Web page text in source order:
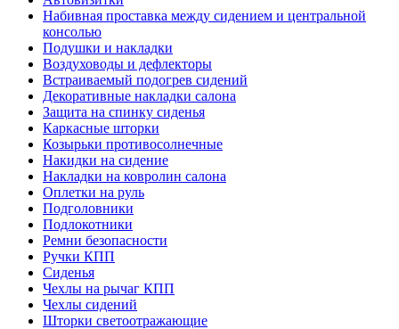
Набивная проставка между сидением и центральной
консолью
Подушки и накладки
Воздуховоды и дефлекторы
Встраиваемый подогрев сидений
Декоративные накладки салона
Защита на спинку сиденья
Каркасные шторки
Козырьки противосолнечные
Накидки на сидение
Накладки на ковролин салона
Оплетки на руль
Подголовники
Подлокотники
Ремни безопасности
Ручки КПП
Сиденья
Чехлы на рычаг КПП
Чехлы сидений
Шторки светоотражающие